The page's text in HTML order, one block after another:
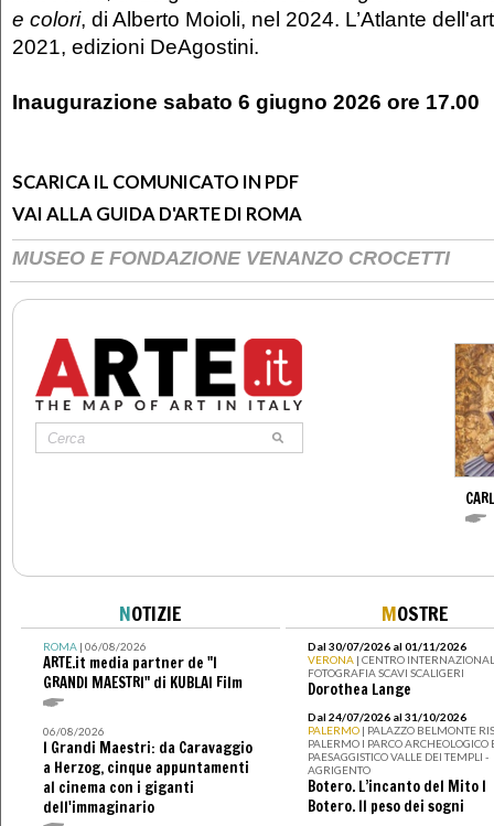
e colori, di Alberto Moioli, nel 2024. L’Atlante
2021, edizioni DeAgostini.
Inaugurazione sabato 6 giugno 2026 ore 17.00
SCARICA IL COMUNICATO IN PDF
VAI ALLA GUIDA D'ARTE DI ROMA
MUSEO E FONDAZIONE VENANZO CROCETTI
NOTIZIE
ROMA| 06/08/2026
ARTE.it media partner de "I
GRANDI MAESTRI" di KUBLAI Film
06/08/2026
I Grandi Maestri: da Caravaggio
a Herzog, cinque appuntamenti
al cinema con i giganti
dell'immaginario
MOSTRE
Dal 30/07/2026 al 01/11/2026
VERONA | CENTRO
FOTOGRAFIA SCAVI SCALIGERI
Dorothea Lange
Dal 24/07/2026 al 31/10/2026
PALERMO | PALAZZO BELMONTE
PALERMO I PARCO ARCHEOLOGICO
PAESAGGISTICO VALLE DEI TEMPLI -
AGRIGENTO
Botero. L’incanto del Mito I
Botero. Il peso dei sogni